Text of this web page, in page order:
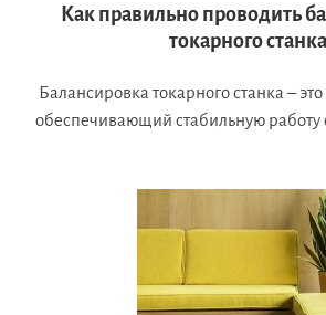
Как правильно проводить
токарного станка
Балансировка токарного станка –
обеспечивающий стабильную работу